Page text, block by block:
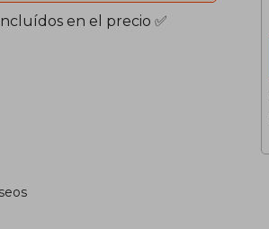
en el precio ✅